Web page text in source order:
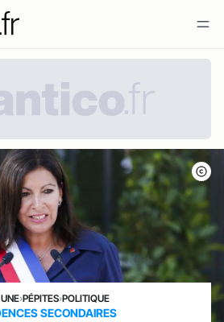
›PÉPITES›POLITIQUE
SECONDAIRES